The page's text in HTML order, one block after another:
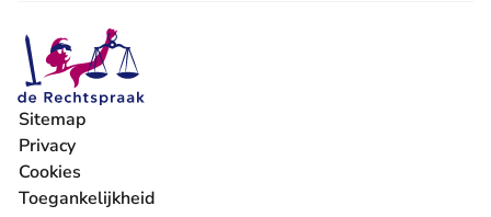
Sitemap
Privacy
Cookies
Toegankelijkheid